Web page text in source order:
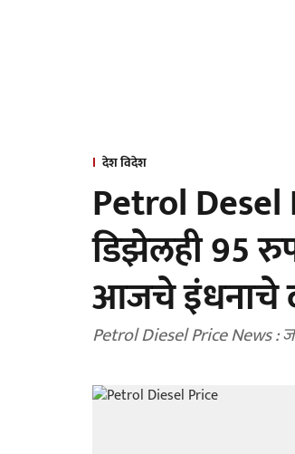
देश विदेश
Petrol Desel
डिझेलही 95
आजचे इंधनाचे
Petrol Diesel Price News :